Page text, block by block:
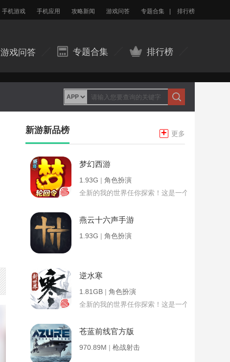
手机游戏 手机应用 攻略新闻 游戏问答 专题合集 排行榜
游戏问答 专题合集 排行榜
新游新品榜 + 更多
梦幻西游
1.93G | 角色扮演
全新的我的世界任你探索！这是一个小提示字段。
燕云十六声手游
1.93G | 角色扮演
逆水寒
1.81GB | 角色扮演
全新的我的世界任你探索！这是一个小提示字段。
苍蓝前线官方版
970.89M | 枪战射击